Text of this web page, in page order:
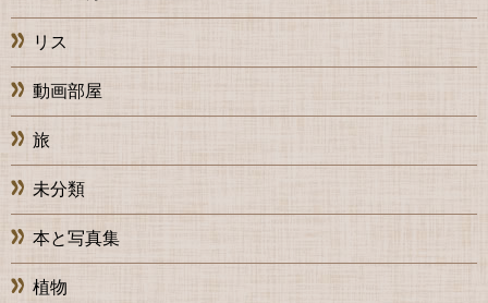
リス
動画部屋
旅
未分類
本と写真集
植物